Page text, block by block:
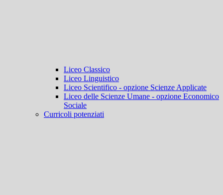
Liceo Classico
Liceo Linguistico
Liceo Scientifico - opzione Scienze Applicate
Liceo delle Scienze Umane - opzione Economico
Sociale
Curricoli potenziati